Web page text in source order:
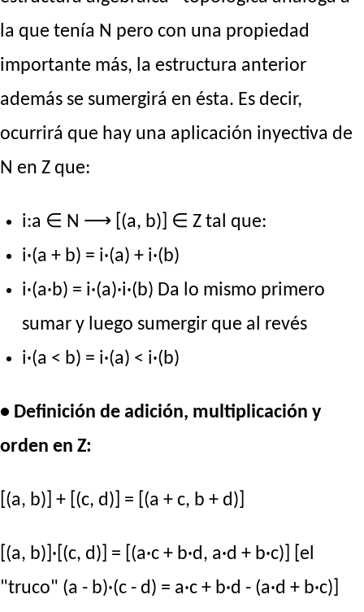
la que tenía N pero con una propiedad
importante más, la estructura anterior
además se sumergirá en ésta. Es decir,
ocurrirá que hay una aplicación inyectiva de
N en Z que:
i:a ∈ N ⟶ [(a, b)] ∈ Z tal que:
i·(a + b) = i·(a) + i·(b)
i·(a·b) = i·(a)·i·(b) Da lo mismo primero
sumar y luego sumergir que al revés
i·(a < b) = i·(a) < i·(b)
• Definición de adición, multiplicación y
orden en Z:
[(a, b)] + [(c, d)] = [(a + c, b + d)]
[(a, b)]·[(c, d)] = [(a·c + b·d, a·d + b·c)] [el
"truco" (a - b)·(c - d) = a·c + b·d - (a·d + b·c)]